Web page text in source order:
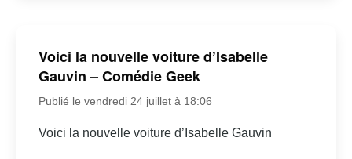
Voici la nouvelle voiture d’Isabelle
Gauvin – Comédie Geek
Publié le vendredi 24 juillet à 18:06
Voici la nouvelle voiture d’Isabelle Gauvin